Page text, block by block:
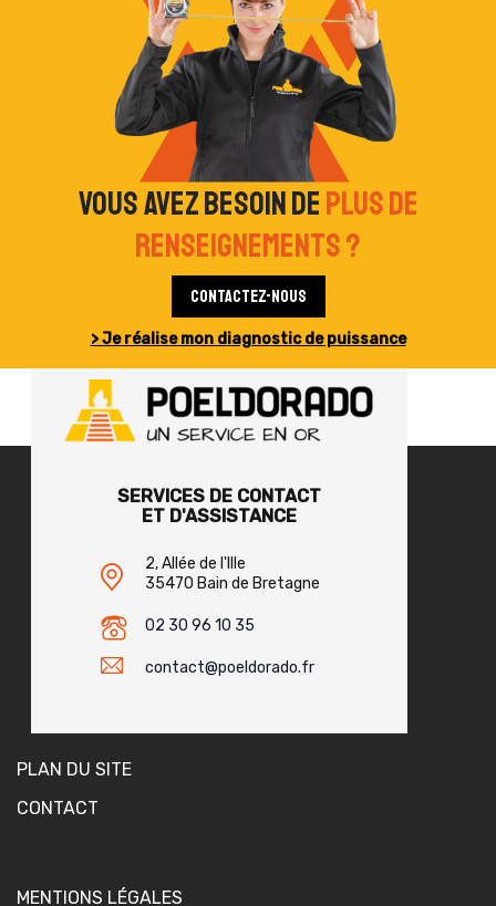
Vous avez besoin deplus de
renseignements ?
Contactez-nous
> Je réalise mon diagnostic de puissance
SERVICES DE CONTACT
ET D'ASSISTANCE
2, Allée de l'Ille
35470 Bain de Bretagne
02 30 96 10 35
contact@poeldorado.fr
PLAN DU SITE
CONTACT
MENTIONS LÉGALES